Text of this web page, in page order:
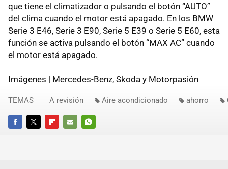
que tiene el climatizador o pulsando el botón “AUTO”
del clima cuando el motor está apagado. En los BMW
Serie 3 E46, Serie 3 E90, Serie 5 E39 o Serie 5 E60, esta
función se activa pulsando el botón “MAX AC” cuando
el motor está apagado.
Imágenes | Mercedes-Benz, Skoda y Motorpasión
FACEBOOKTWITTERFLIPBOARD
E-
WHATSAPP
TEMAS A revisión Aire acondicionado ahorro